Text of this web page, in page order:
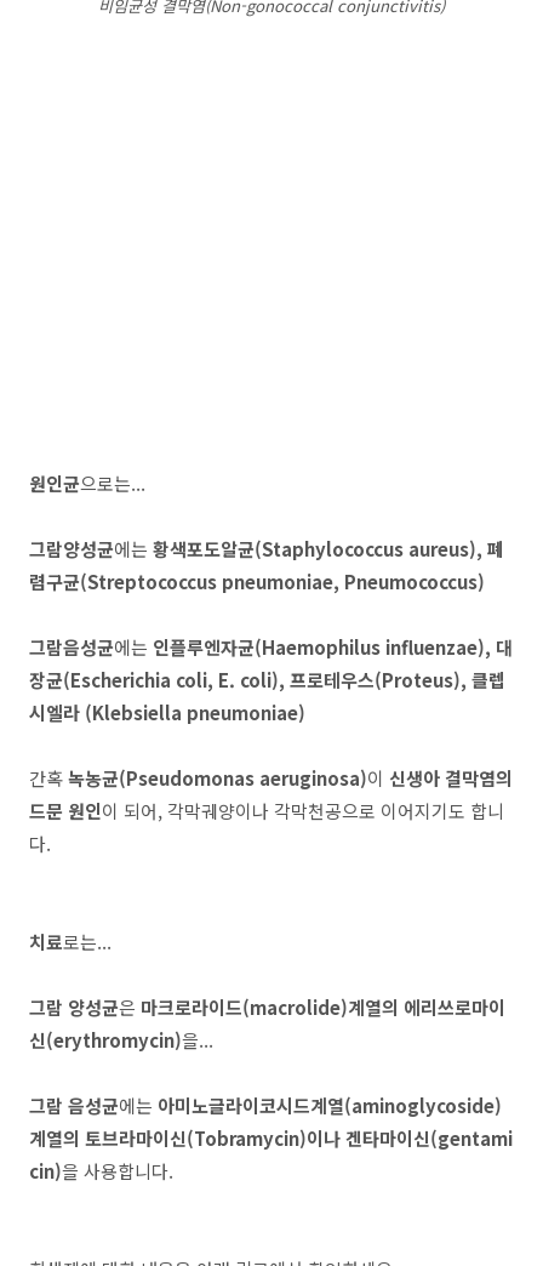
비임균성 결막염(Non-gonococcal conjunctivitis)
원인균으로는...
그람양성균에는 황색포도알균(Staphylococcus aureus), 폐
렴구균(Streptococcus pneumoniae, Pneumococcus)
그람음성균에는 인플루엔자균(Haemophilus influenzae), 대
장균(Escherichia coli, E. coli), 프로테우스(Proteus), 클렙
시엘라 (Klebsiella pneumoniae)
간혹녹농균(Pseudomonas aeruginosa)이 신생아 결막염의
드문 원인이 되어, 각막궤양이나 각막천공으로 이어지기도 합니
다.
치료로는...
그람 양성균은 마크로라이드(macrolide)계열의 에리쓰로마이
신(erythromycin)을...
그람 음성균에는 아미노글라이코시드계열(aminoglycoside)
계열의 토브라마이신(Tobramycin)이나 겐타마이신(gentami
cin)을 사용합니다.